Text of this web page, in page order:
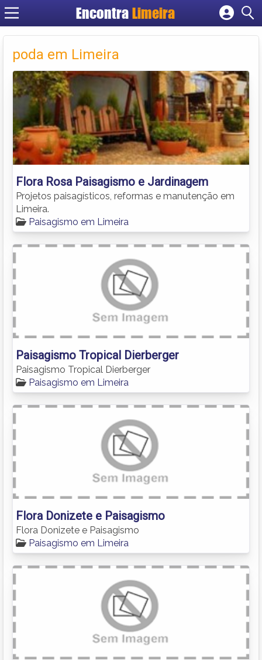
Encontra Limeira
Cadastrar empresa
poda em Limeira
Flora Rosa Paisagismo e Jardinagem
Projetos paisagísticos, reformas e manutenção em
Limeira.
Paisagismo em Limeira
Paisagismo Tropical Dierberger
Paisagismo Tropical Dierberger
Paisagismo em Limeira
Flora Donizete e Paisagismo
Flora Donizete e Paisagismo
Paisagismo em Limeira